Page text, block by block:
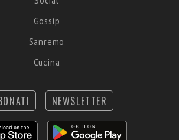
Gossip
Sanremo
Cucina
NEWSLETTER